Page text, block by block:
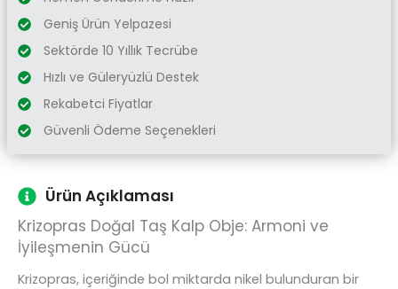
Geniş Ürün Yelpazesi
Sektörde 10 Yıllık Tecrübe
Hızlı ve Güleryüzlü Destek
Rekabetci Fiyatlar
Güvenli Ödeme Seçenekleri
Ürün Açıklaması
Krizopras Doğal Taş Kalp Obje: Armoni ve
İyileşmenin Gücü
Krizopras, içeriğinde bol miktarda nikel bulunduran bir